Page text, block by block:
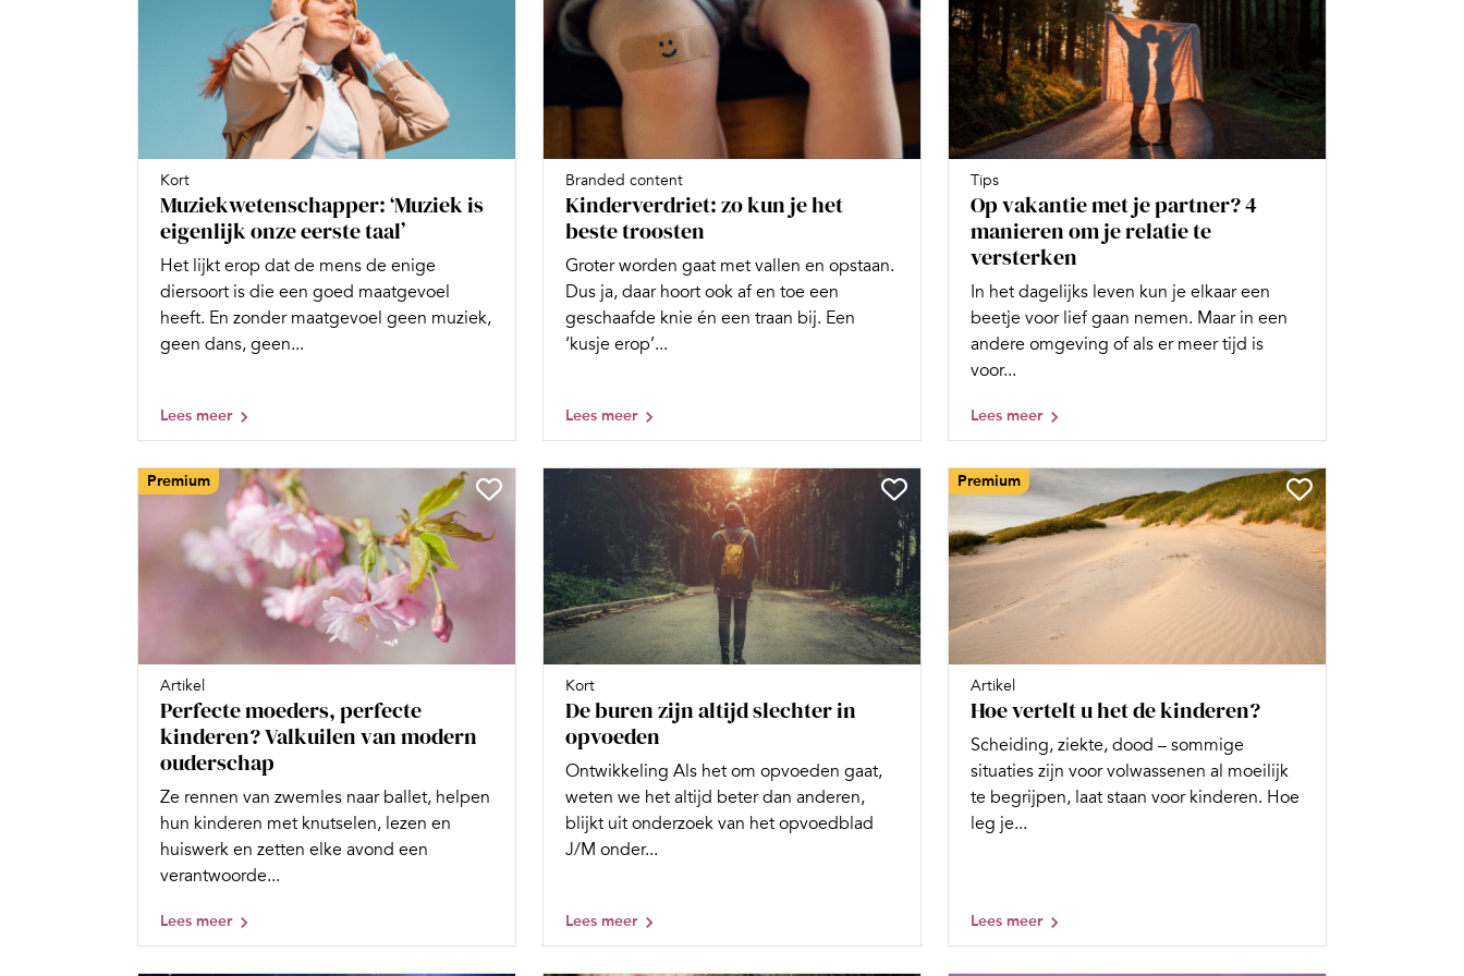
Kort
Muziekwetenschapper: ‘Muziek is
eigenlijk onze eerste taal’
Het lijkt erop dat de mens de enige
diersoort is die een goed maatgevoel
heeft. En zonder maatgevoel geen muziek,
geen dans, geen...
Lees meer
Branded content
Kinderverdriet: zo kun je het
beste troosten
Groter worden gaat met vallen en opstaan.
Dus ja, daar hoort ook af en toe een
geschaafde knie én een traan bij. Een
‘kusje erop’...
Lees meer
Tips
Op vakantie met je partner? 4
manieren om je relatie te
versterken
In het dagelijks leven kun je elkaar een
beetje voor lief gaan nemen. Maar in een
andere omgeving of als er meer tijd is
voor...
Lees meer
Premium
Artikel
Perfecte moeders, perfecte
kinderen? Valkuilen van modern
ouderschap
Ze rennen van zwemles naar ballet, helpen
hun kinderen met knutselen, lezen en
huiswerk en zetten elke avond een
verantwoorde...
Lees meer
Kort
De buren zijn altijd slechter in
opvoeden
Ontwikkeling Als het om opvoeden gaat,
weten we het altijd beter dan anderen,
blijkt uit onderzoek van het opvoedblad
J/M onder...
Lees meer
Premium
Artikel
Hoe vertelt u het de kinderen?
Scheiding, ziekte, dood – sommige
situaties zijn voor volwassenen al moeilijk
te begrijpen, laat staan voor kinderen. Hoe
leg je...
Lees meer